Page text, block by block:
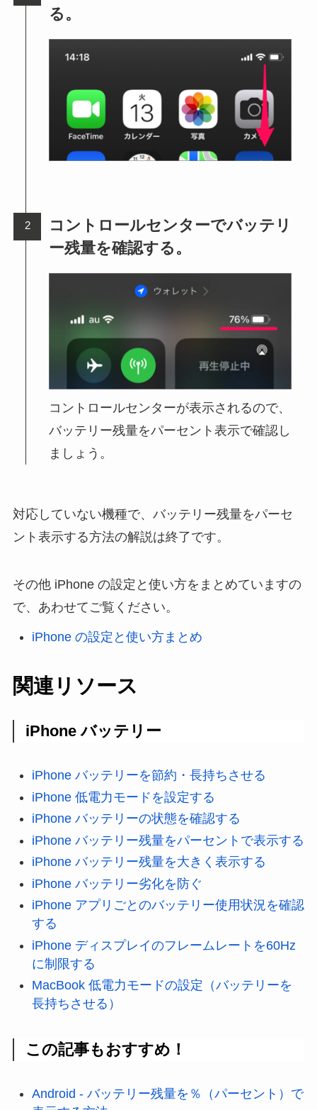
る。
コントロールセンターでバッテリ
ー残量を確認する。
コントロールセンターが表示されるので、
バッテリー残量をパーセント表示で確認し
ましょう。
対応していない機種で、バッテリー残量をパーセ
ント表示する方法の解説は終了です。
その他 iPhone の設定と使い方をまとめていますの
で、あわせてご覧ください。
iPhone の設定と使い方まとめ
関連リソース
iPhone バッテリー
iPhone バッテリーを節約・長持ちさせる
iPhone 低電力モードを設定する
iPhone バッテリーの状態を確認する
iPhone バッテリー残量をパーセントで表示する
iPhone バッテリー残量を大きく表示する
iPhone バッテリー劣化を防ぐ
iPhone アプリごとのバッテリー使用状況を確認
する
iPhone ディスプレイのフレームレートを60Hz
に制限する
MacBook 低電力モードの設定（バッテリーを
長持ちさせる）
この記事もおすすめ！
Android - バッテリー残量を％（パーセント）で